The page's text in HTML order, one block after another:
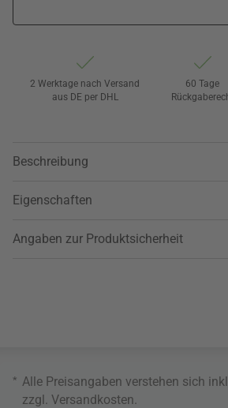
2 Werktage nach Versand
aus DE per DHL
60 Tage
Beschreibung
Eigenschaften
Angaben zur Produktsicherheit
* Alle Preisangaben verstehen sich
zzgl. Versandkosten